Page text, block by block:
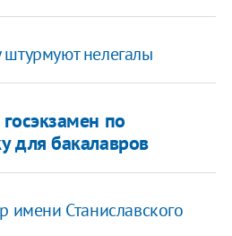
нелегалы
по
для бакалавров
имени Станиславского